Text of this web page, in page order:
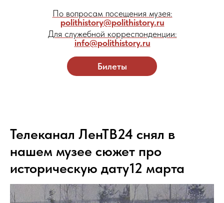
Билеты
По вопросам посещения музея:
polithistory@polithistory.ru
Для служебной корреспонденции:
info@polithistory.ru
Телеканал ЛенТВ24 снял в
нашем музее сюжет про
историческую дату12 марта